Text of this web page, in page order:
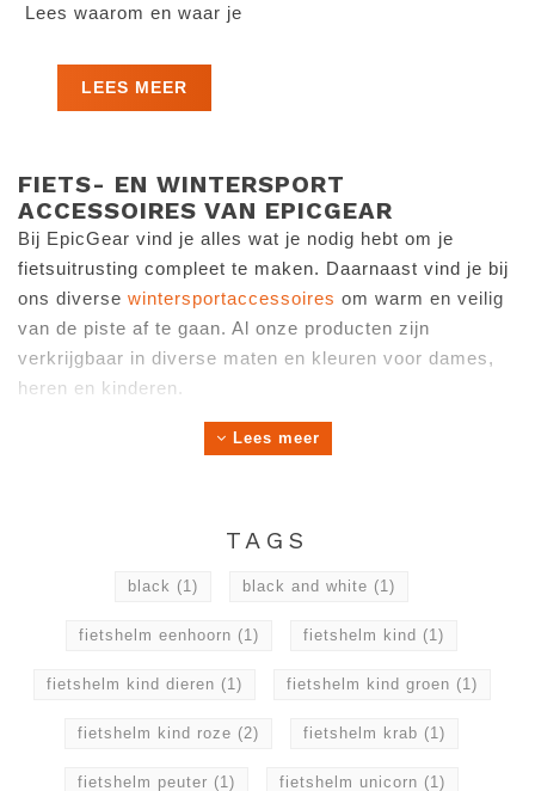
Lees waarom en waar je
LEES MEER
FIETS- EN WINTERSPORT
ACCESSOIRES VAN EPICGEAR
Bij EpicGear vind je alles wat je nodig hebt om je
fietsuitrusting compleet te maken. Daarnaast vind je bij
ons diverse wintersportaccessoires om warm en veilig
van de piste af te gaan. Al onze producten zijn
verkrijgbaar in diverse maten en kleuren voor dames,
heren en kinderen.
ONS ASSORTIMENT FIETSACCESSOIRES
Enthousiast aan het wielrennen of mountainbiken en op
dames en heren. Onze fietsaccessoires zijn
verkrijgbaar in diverse kleuren en stijlen waardoor er
fietsoutfit en bij de kleuren van je racefiets of
bescherming. Daarnaast beschikken veel van onze
brillen over antislip waardoor deze stevig blijft zitten
uitstekende bescherming tijdens het maken van een
Lees meer
TAGS
black (1) black and white (1)
fietshelm eenhoorn (1) fietshelm kind (1)
fietshelm kind dieren (1) fietshelm kind groen (1)
fietshelm kind roze (2) fietshelm krab (1)
fietshelm peuter (1) fietshelm unicorn (1)